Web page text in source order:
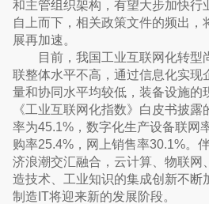
和主管组织架构，有望大步加快行
自上而下，相关政策文件的频出，
展再加速。
目前，我国工业互联网化转型
联整体水平不高，通过信息化实现
量和协同水平均较低，装备设施的
《工业互联网化指数》白皮书披
率为45.1%，数字化生产设备联网
购率25.4%，网上销售率30.1%。
济浪潮交汇融合，云计算、物联网
造技术、工业知识的集成创新不断
制造IT将迎来新的发展阶段。